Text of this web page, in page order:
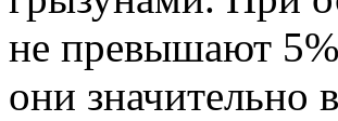
не превышают
они значительно